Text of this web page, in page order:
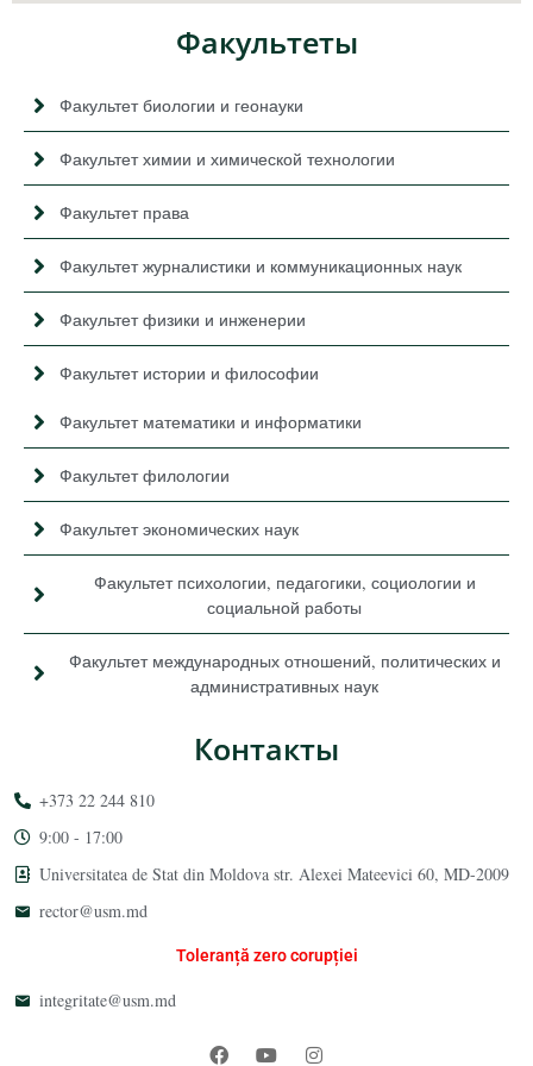
Факультеты
Факультет биологии и геонауки
Факультет химии и химической технологии
Факультет права
Факультет журналистики и коммуникационных наук
Факультет физики и инженерии
Факультет истории и философии
Факультет математики и информатики
Факультет филологии
Факультет экономических наук
Факультет психологии, педагогики, социологии и
социальной работы
Факультет международных отношений, политических и
административных наук
Контакты
+373 22 244 810
9:00 - 17:00
Universitatea de Stat din Moldova str. Alexei Mateevici 60, MD-2009
rector@usm.md
Toleranță zero corupției
integritate@usm.md